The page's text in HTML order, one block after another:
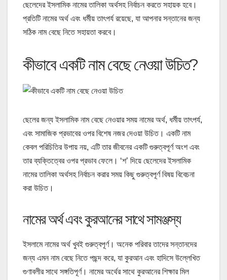
ছেলেদের ইসলামিক নামের তালিকা অর্থসহ নির্বাচন করতে সহায়ক হবে।
প্রতিটি নামের অর্থ এবং ধর্মীয় তাৎপর্য রয়েছে, যা আপনার সন্তানের জন্য
সঠিক নাম বেছে নিতে সহায়তা করবে।
কীভাবে একটি নাম বেছে নেওয়া উচিত?
ছেলের জন্য ইসলামিক নাম বেছে নেওয়ার সময় নামের অর্থ, ধর্মীয় তাৎপর্য,
এবং সামাজিক প্রভাবের ওপর বিশেষ নজর দেওয়া উচিত। একটি নাম
কেবল পরিচিতির উপায় নয়, এটি তার জীবনের একটি গুরুত্বপূর্ণ অংশ এবং
তার ব্যক্তিত্বের ওপর প্রভাব ফেলে। ‘শ’ দিয়ে ছেলেদের ইসলামিক
নামের তালিকা অর্থসহ নির্বাচন করার সময় কিছু গুরুত্বপূর্ণ বিষয় বিবেচনা
করা উচিত।
নামের অর্থ এবং কুরআনের সাথে সামঞ্জস্য
ইসলামে নামের অর্থ খুবই গুরুত্বপূর্ণ। অনেক পরিবার তাদের সন্তানদের
জন্য এমন নাম বেছে নিতে পছন্দ করে, যা কুরআন এবং হাদিসে উল্লেখিত
গুণাবলীর সাথে সঙ্গতিপূর্ণ। নামের অর্থের সাথে কুরআনের শিক্ষার মিল